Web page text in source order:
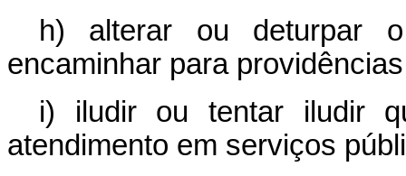
h) alterar ou deturpar
encaminhar para
i) iludir ou tentar iludir
atendimento em serviços